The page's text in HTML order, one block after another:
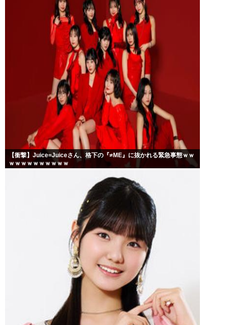
【衝撃】Juice=Juiceさん、格下の『≠ME』に抜かれる緊急事態ｗｗ
ｗｗｗｗｗｗｗｗｗｗ